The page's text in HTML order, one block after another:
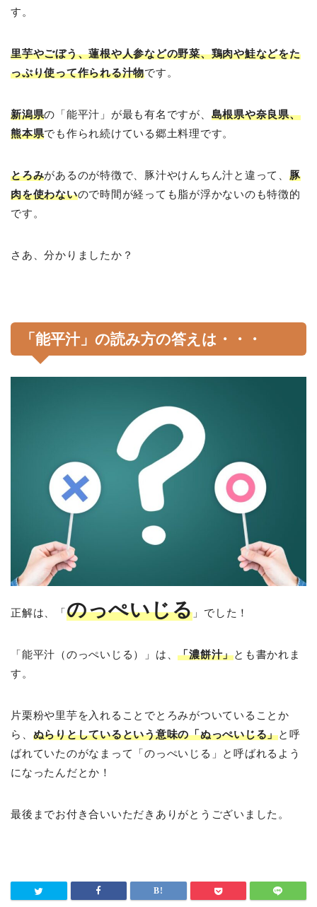
す。
里芋やごぼう、蓮根や人参などの野菜、鶏肉や鮭などをた
っぷり使って作られる汁物です。
新潟県の「能平汁」が最も有名ですが、 島根県や奈良県、
熊本県でも作られ続けている郷土料理です。
とろみがあるのが特徴で、豚汁やけんちん汁と違って、豚
肉を使わないので時間が経っても脂が浮かないのも特徴的
です。
さあ、分かりましたか？
「能平汁」の読み方の答えは・・・
正解は、「のっぺいじる 」でした！
「能平汁（のっぺいじる）」は、「濃餅汁」とも書かれま
す。
片栗粉や里芋を入れることでとろみがついていることか
ら、 ぬらりとしているという意味の「ぬっぺいじる」と呼
ばれていたのがなまって「のっぺいじる」と呼ばれるよう
になったんだとか！
最後までお付き合いいただきありがとうございました。